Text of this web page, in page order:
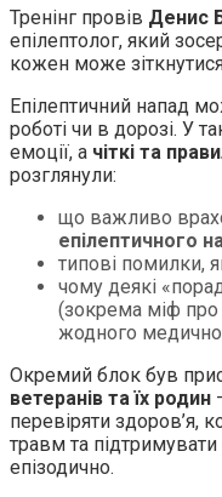
Тренінг провів Денис
епілептолог, який
кожен може
Епілептичний напад
роботі чи в дорозі. У
емоції, а чіткі та
розглянули:
що важливо
епілептичного
типові помилки,
чому деякі
(зокрема міф
жодного
Окремий блок був
ветеранів та їх родин
перевіряти здоров’я,
травм та
епізодично.